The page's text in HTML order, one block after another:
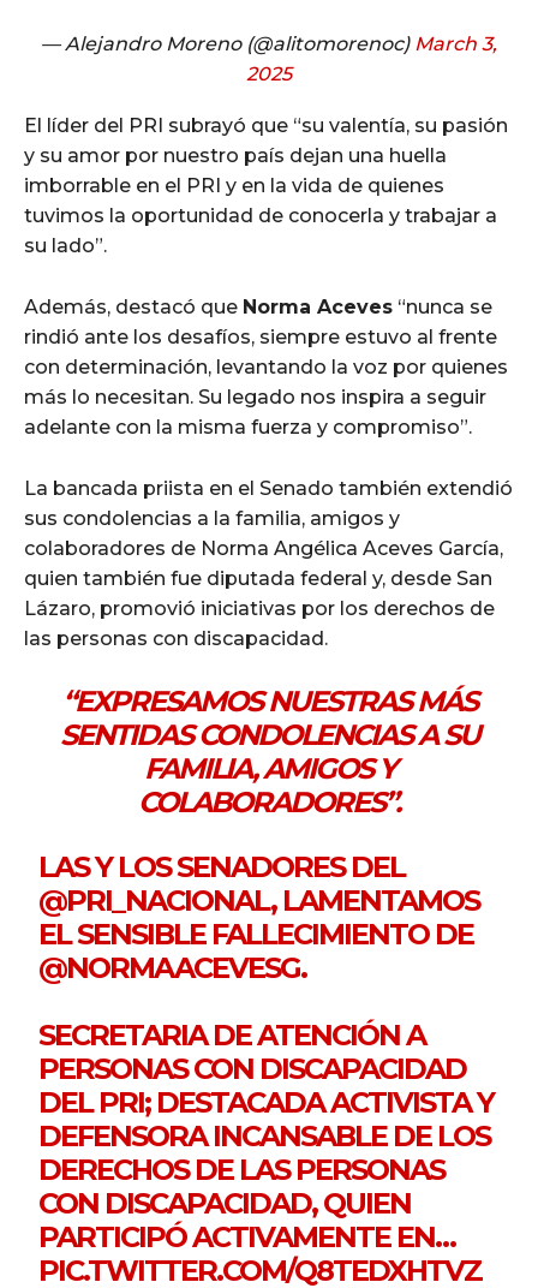
— Alejandro Moreno (@alitomorenoc) March 3,
2025
El líder del PRI subrayó que “su valentía, su pasión
y su amor por nuestro país dejan una huella
imborrable en el PRI y en la vida de quienes
tuvimos la oportunidad de conocerla y trabajar a
su lado”.
Además, destacó que Norma Aceves “nunca se
rindió ante los desafíos, siempre estuvo al frente
con determinación, levantando la voz por quienes
más lo necesitan. Su legado nos inspira a seguir
adelante con la misma fuerza y compromiso”.
La bancada priista en el Senado también extendió
sus condolencias a la familia, amigos y
colaboradores de Norma Angélica Aceves García,
quien también fue diputada federal y, desde San
Lázaro, promovió iniciativas por los derechos de
las personas con discapacidad.
“EXPRESAMOS NUESTRAS MÁS
SENTIDAS CONDOLENCIAS A SU
FAMILIA, AMIGOS Y
COLABORADORES”.
LAS Y LOS SENADORES DEL
@PRI_NACIONAL, LAMENTAMOS
EL SENSIBLE FALLECIMIENTO DE
@NORMAACEVESG.
SECRETARIA DE ATENCIÓN A
PERSONAS CON DISCAPACIDAD
DEL PRI; DESTACADA ACTIVISTA Y
DEFENSORA INCANSABLE DE LOS
DERECHOS DE LAS PERSONAS
CON DISCAPACIDAD, QUIEN
PARTICIPÓ ACTIVAMENTE EN…
PIC.TWITTER.COM/Q8TEDXHTVZ